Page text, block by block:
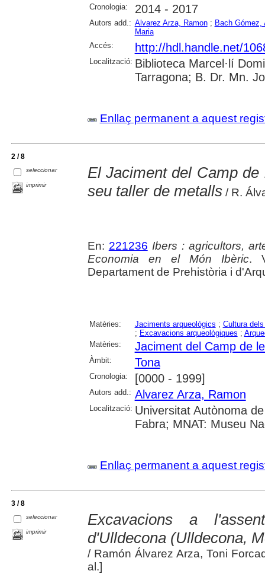
Cronologia: 2014 - 2017
Autors add.: Alvarez Arza, Ramon; Bach Gómez,
Maria
Accés:
http://hdl.handle.net/
Localització: Biblioteca Marcel·lí
Tarragona; B. Dr. Mn.
Enllaç permanent a aquest
2 / 8
seleccionar
imprimir
El Jaciment del Camp
seu taller de metalls/ R.
En: 221236 Ibers : agricultors,
Economia en el Món Ibèric.
Departament de Prehistòria i
Matèries: Jaciments arqueològics ; Cultura
; Excavacions arqueològiques ;
Matèries:
Jaciment del Camp de
Àmbit: Tona
Cronologia: [0000 - 1999]
Autors add.: Alvarez Arza, Ramon
Localització: Universitat Autònoma
Fabra; MNAT: Museu
Enllaç permanent a aquest
3 / 8
seleccionar
imprimir
Excavacions a
d'Ulldecona (Ulldecona,
/ Ramón Álvarez Arza, Toni
al.]